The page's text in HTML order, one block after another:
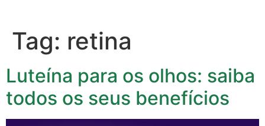
Tag: retina
Luteína para os olhos: saiba
todos os seus benefícios